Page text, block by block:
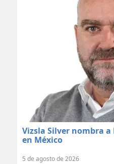
Vizsla Silver nombra
en México
5 de agosto de 2026